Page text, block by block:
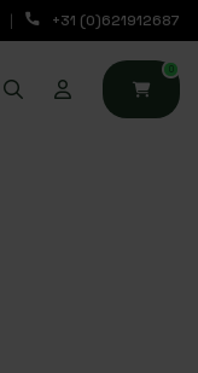
+31 (0)621912687
0